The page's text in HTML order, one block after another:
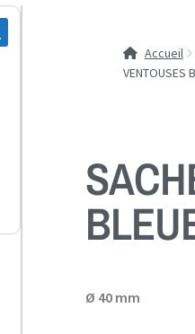
Accueil
VENTOUSES
Ø 40 mm